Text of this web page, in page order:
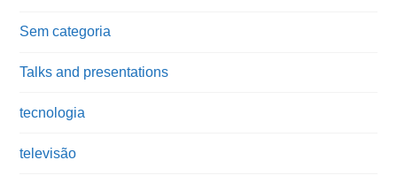
Sem categoria
Talks and presentations
tecnologia
televisão